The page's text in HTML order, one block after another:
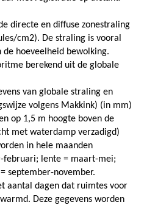
directe en diffuse zonestraling
cm2). De straling is vooral
de hoeveelheid bewolking.
berekend uit de globale
van globale straling en
volgens Makkink) (in mm)
op 1,5 m hoogte boven de
met waterdamp verzadigd)
in hele maanden
februari; lente = maart-mei;
september-november.
aantal dagen dat ruimtes voor
Deze gegevens worden